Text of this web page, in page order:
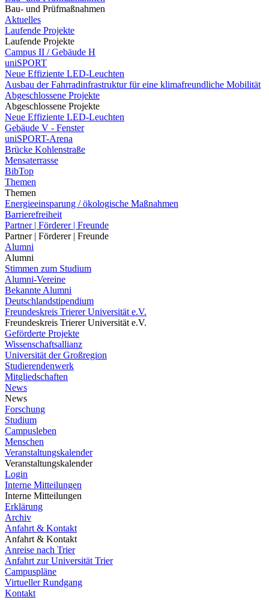
Bau- und Prüfmaßnahmen
Aktuelles
Laufende Projekte
Laufende Projekte
Campus II / Gebäude H
uniSPORT
Neue Effiziente LED-Leuchten
Ausbau der Fahrradinfrastruktur für eine klimafreundliche Mobilität
Abgeschlossene Projekte
Abgeschlossene Projekte
Neue Effiziente LED-Leuchten
Gebäude V - Fenster
uniSPORT-Arena
Brücke Kohlenstraße
Mensaterrasse
BibTop
Themen
Themen
Energieeinsparung / ökologische Maßnahmen
Barrierefreiheit
Partner | Förderer | Freunde
Partner | Förderer | Freunde
Alumni
Alumni
Stimmen zum Studium
Alumni-Vereine
Bekannte Alumni
Deutschlandstipendium
Freundeskreis Trierer Universität e.V.
Freundeskreis Trierer Universität e.V.
Geförderte Projekte
Wissenschaftsallianz
Universität der Großregion
Studierendenwerk
Mitgliedschaften
News
News
Forschung
Studium
Campusleben
Menschen
Veranstaltungskalender
Veranstaltungskalender
Login
Interne Mitteilungen
Interne Mitteilungen
Erklärung
Archiv
Anfahrt & Kontakt
Anfahrt & Kontakt
Anreise nach Trier
Anfahrt zur Universität Trier
Campuspläne
Virtueller Rundgang
Kontakt